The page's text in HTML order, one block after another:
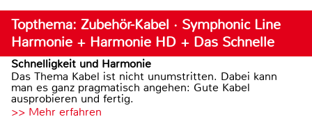
Topthema: Zubehör-Kabel · Symphonic Line
Harmonie + Harmonie HD + Das Schnelle
Schnelligkeit und Harmonie
Das Thema Kabel ist nicht unumstritten. Dabei kann
man es ganz pragmatisch angehen: Gute Kabel
ausprobieren und fertig.
>> Mehr erfahren